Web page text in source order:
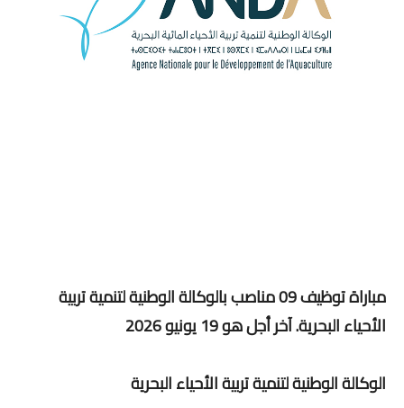
مباراة توظيف 09 مناصب بالوكالة الوطنية لتنمية تربية
الأحياء البحرية. آخر أجل هو 19 يونيو 2026
الوكالة الوطنية لتنمية تربية الأحياء البحرية